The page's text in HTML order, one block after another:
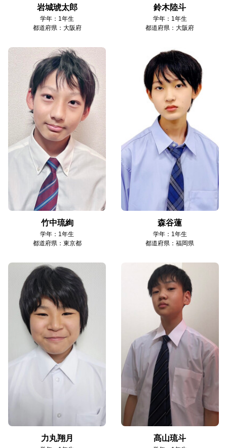
岩城琥太郎
学年：1年生
都道府県：大阪府
鈴木陸斗
学年：1年生
都道府県：大阪府
竹中琉絢
学年：1年生
都道府県：東京都
森谷蓮
学年：1年生
都道府県：福岡県
力丸翔月 髙山琉斗